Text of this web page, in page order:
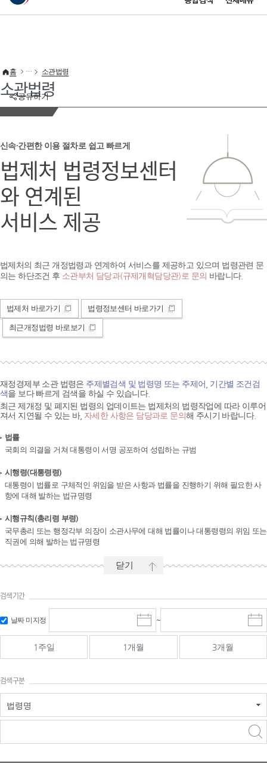
이 누리집은 대한민국 공식 전자정부 누리집입니다.
공유하기
홈 소관법령
소관법령
신속·간편한 이용 절차로 쉽고 빠르게
법제처 법령정보센터
와 연계된
서비스 제공
법제처의 최근 개정법령과 연계하여 서비스를 제공하고 있으며 법령관련 문
의는 하단조건 후 소관부처 담당과(규제개혁담당관)로 문의 바랍니다.
법제처 바로가기 법령정보센터 바로가기
최근개정법령 바로보기
재정경제부 소관 법령은 주제별검색 및 법령명 또는 주제어, 기간별 조건검
색을 보다 빠르게 검색을 하실 수 있습니다.
최근 제개정 및 폐지된 법령의 업데이트는 법제처의 법령작업에 따라 이루어
져서 지연될 수 있는 바, 자세한 사항은 담당과로 문의해 주시기 바랍니다.
법률
국회의 의결을 거쳐 대통령이 서명 공포하여 성립하는 규범
시행령(대통령령)
대통령이 법률로 구체적인 위임을 받은 사항과 법률을 진행하기 위해 필요한 사
항에 대해 발하는 법규명령
시행규칙(총리령 부령)
국무총리 또는 행정각부 의장이 소관사무에 대해 법률이나 대통령령의 위임 또는
직권에 의해 발하는 법규명령
닫기
검색기간
날짜 미지정
시
작
일
선
~
마
감
선
1주일 1개월 3개월
검색구분
법령명